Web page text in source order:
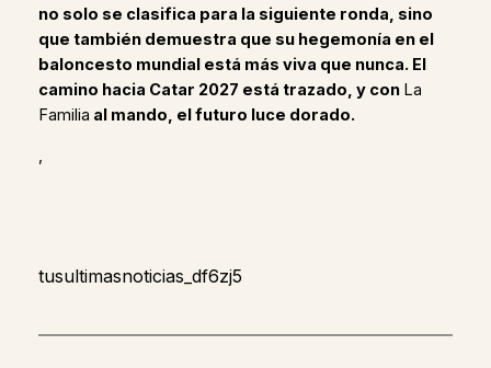
no solo se clasifica para la siguiente ronda, sino
que también demuestra que su hegemonía en el
baloncesto mundial está más viva que nunca. El
camino hacia Catar 2027 está trazado, y con La
Familia al mando, el futuro luce dorado.
,
tusultimasnoticias_df6zj5